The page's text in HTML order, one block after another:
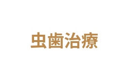
虫歯治療